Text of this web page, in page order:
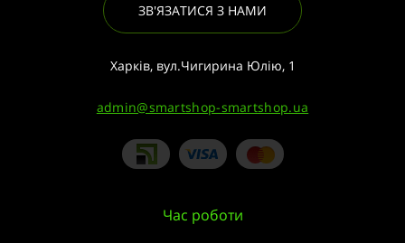
ЗВ'ЯЗАТИСЯ З НАМИ
Харків, вул.Чигирина Юлію, 1
admin@smartshop-smartshop.ua
Час роботи